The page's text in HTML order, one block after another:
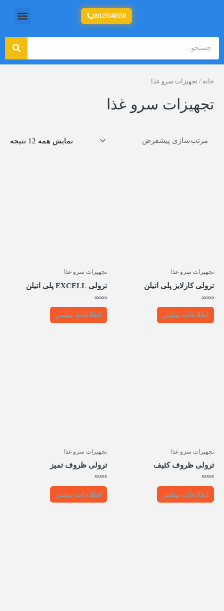
09123340559 منو
خانه / تجهیزات سرو غذا
تجهیزات سرو غذا
نمایش همه 12 نتیجه
تجهیزات سرو غذا
ترولی کارلایز پلی اتیلن
امتیاز
5
اطلاعات بیشتر
تجهیزات سرو غذا
ترولی EXCELL پلی اتیلن
امتیاز
5
اطلاعات بیشتر
تجهیزات سرو غذا
ترولی ظروف کثیف
امتیاز
5
اطلاعات بیشتر
تجهیزات سرو غذا
ترولی ظروف تمیز
امتیاز
5
اطلاعات بیشتر